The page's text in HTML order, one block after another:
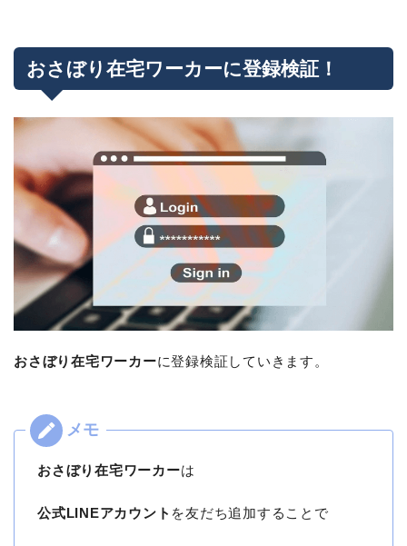
おさぼり在宅ワーカーに登録検証！
おさぼり在宅ワーカーに登録検証していきます。
おさぼり在宅ワーカーは
公式LINEアカウント を友だち追加することで